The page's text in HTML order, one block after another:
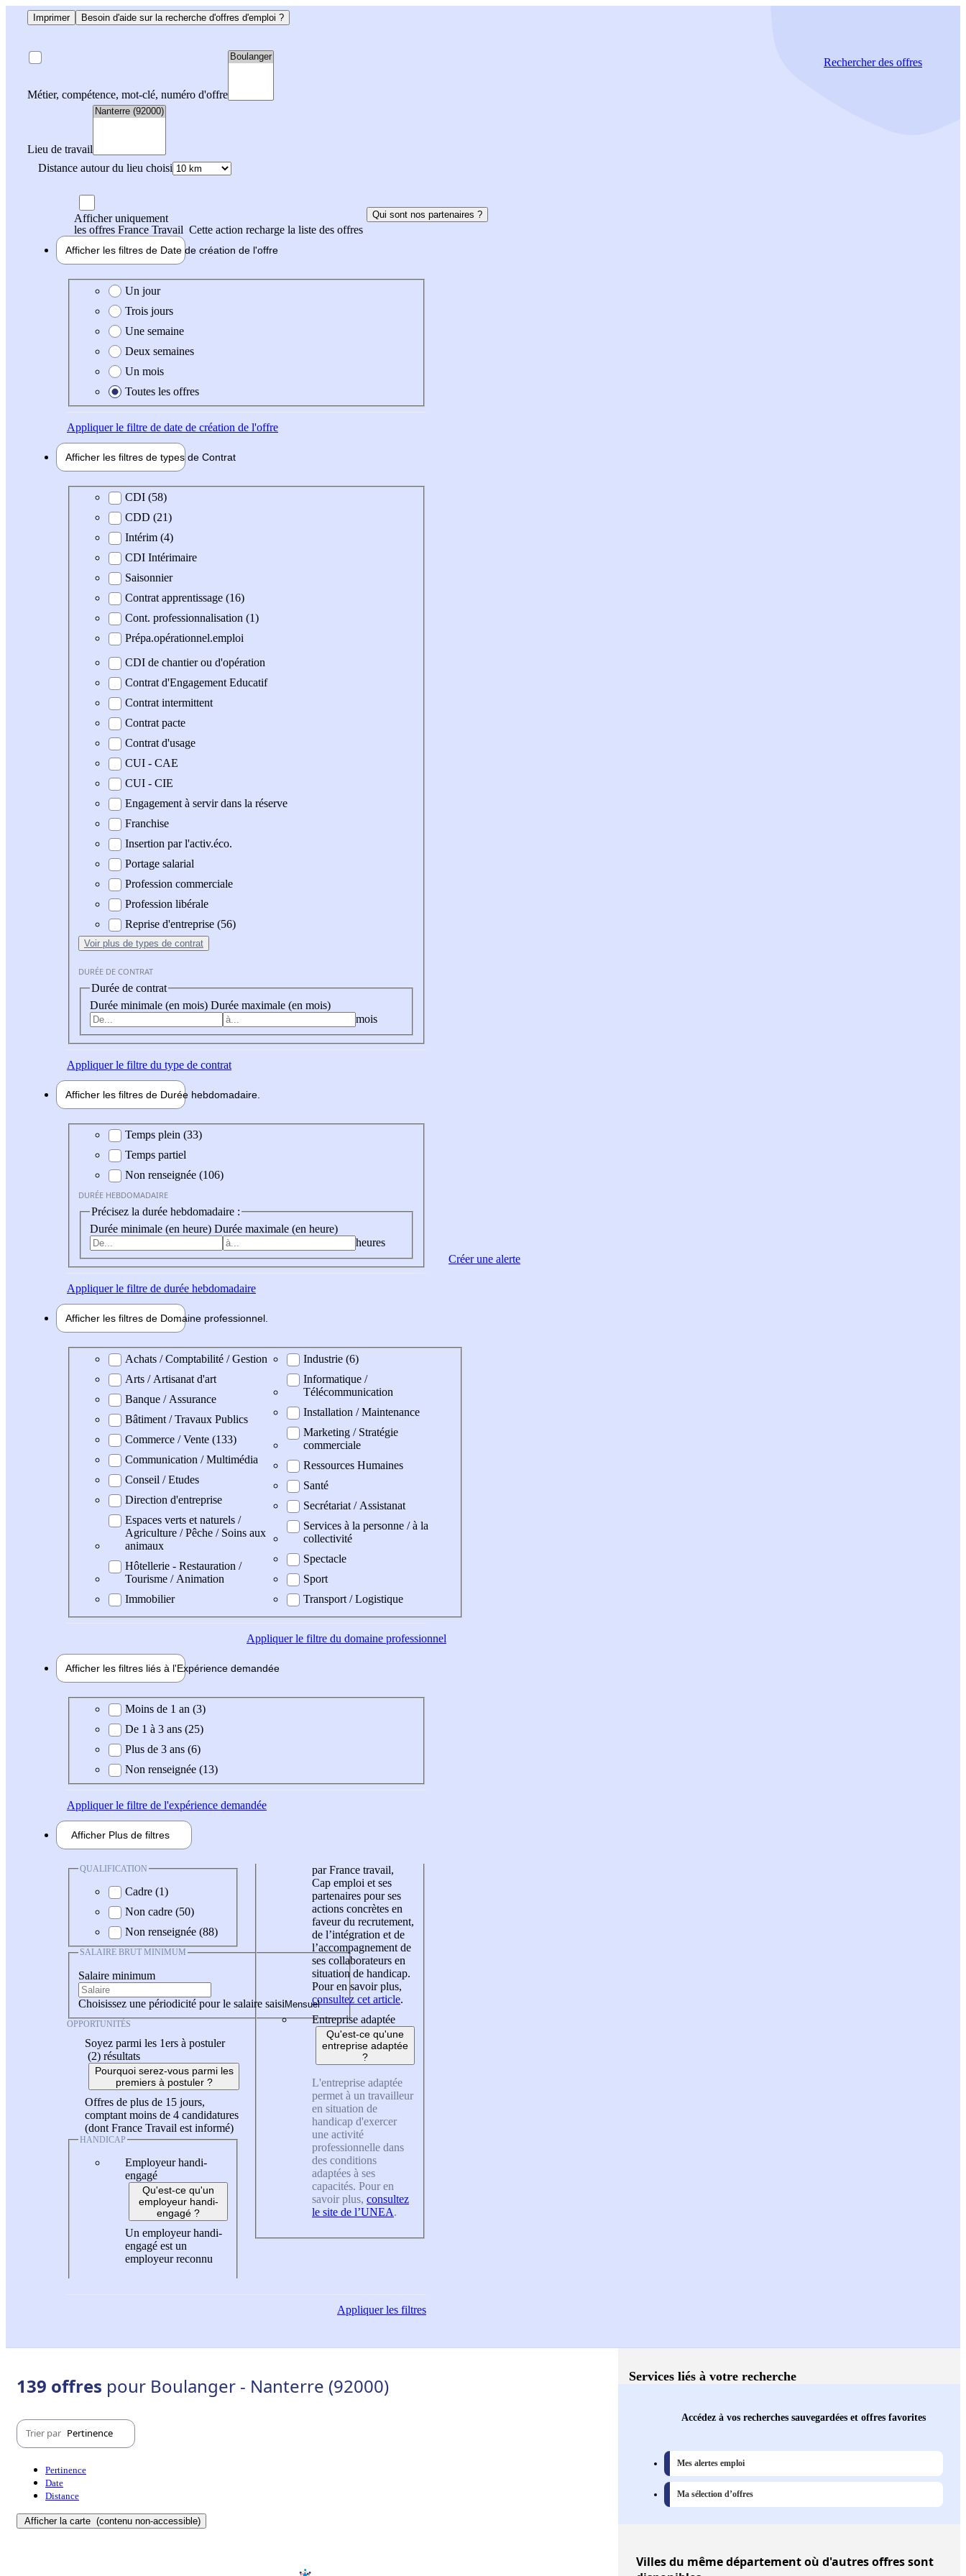
Imprimer Besoin d'aide sur la recherche d'offres d'emploi ?
Métier, compétence, mot-clé, numéro d'offre
Lieu de travail
Distance autour du lieu choisi
Rechercherdes offres
Afficher uniquement
les offres France Travail Cette action recharge la liste des offres
Qui sont nos partenaires ?
Afficher les filtres de Date de création de l'offre
Date de création de l'offre
Un jour
Trois jours
Une semaine
Deux semaines
Un mois
Toutes les offres
Appliquerle filtre de date de création de l'offre
Afficher les filtres de types de Contrat
Type de contratCDI (58)
CDD (21)
Intérim (4)
CDI Intérimaire
Saisonnier
Contrat apprentissage (16)
Cont. professionnalisation (1)
Prépa.opérationnel.emploi
CDI de chantier ou d'opération
Contrat d'Engagement Educatif
Contrat intermittent
Contrat pacte
Contrat d'usage
CUI - CAE
CUI - CIE
Engagement à servir dans la réserve
Franchise
Insertion par l'activ.éco.
Portage salarial
Profession commerciale
Profession libérale
Reprise d'entreprise (56)
Voir plus de types de contrat
DURÉE DE CONTRAT
Durée de contrat
Durée minimale (en mois) Durée maximale (en mois)
mois
Appliquerle filtre du type de contrat
Afficher les filtres de Durée hebdomadaire
Durée hebdomadaire
Temps plein (33)
Temps partiel
Non renseignée (106)
DURÉE HEBDOMADAIRE
Précisez la durée hebdomadaire :
Durée minimale (en heure) Durée maximale (en heure)
heures
Appliquerle filtre de durée hebdomadaire
Afficher les filtres de Domaine professionnel
Domaine professionel
Achats / Comptabilité / Gestion
Arts / Artisanat d'art
Banque / Assurance
Bâtiment / Travaux Publics
Commerce / Vente (133)
Communication / Multimédia
Conseil / Etudes
Direction d'entreprise
Espaces verts et naturels /
Agriculture / Pêche / Soins aux
animaux
Hôtellerie - Restauration /
Tourisme / Animation
Immobilier
Industrie (6)
Informatique /
Télécommunication
Installation / Maintenance
Marketing / Stratégie
commerciale
Ressources Humaines
Santé
Secrétariat / Assistanat
Services à la personne / à la
collectivité
Spectacle
Sport
Transport / Logistique
Appliquerle filtre du domaine professionnel
Afficher les filtres liés à l'Expérience demandée
Expérience demandée
Moins de 1 an (3)
De 1 à 3 ans (25)
Plus de 3 ans (6)
Non renseignée (13)
Appliquerle filtre de l'expérience demandée
Afficher Plus de filtres
QUALIFICATION
Cadre (1)
Non cadre (50)
Non renseignée (88)
SALAIRE BRUT MINIMUM
Salaire minimum
Choisissez une périodicité pour le salaire saisi
OPPORTUNITÉS
Soyez parmi les 1ers à postuler
(2) résultats
Pourquoi serez-vous parmi les
premiers à postuler ?
Offres de plus de 15 jours,
comptant moins de 4 candidatures
(dont France Travail est informé)
HANDICAP
Employeur handi-
engagé
Qu'est-ce qu'un
employeur handi-
engagé ?
Un employeur handi-
engagé est un
employeur reconnu
par France travail,
Cap emploi et ses
partenaires pour ses
actions concrètes en
faveur du recrutement,
de l’intégration et de
l’accompagnement de
ses collaborateurs en
situation de handicap.
Pour en savoir plus,
consultez cet article.
Entreprise adaptée
Qu'est-ce qu'une
entreprise adaptée
?
L'entreprise adaptée
permet à un travailleur
en situation de
handicap d'exercer
une activité
professionnelle dans
des conditions
adaptées à ses
capacités. Pour en
savoir plus, consultez
le site de l’UNEA.
Appliquerles filtres
Créer une alerte
139 offres pour Boulanger - Nanterre (92000)
Trier par Pertinence
Pertinence
Date
Distance
Afficher la carte (contenu non-accessible)
Services liés à votre recherche
Accédez à vos recherches sauvegardées et offres favorites
Mes alertes emploi
Ma sélection d’offres
Villesdu même département où d'autres offres sont